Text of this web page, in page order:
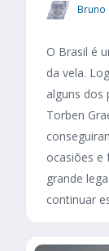
Bruno
O Brasil é
da vela.
alguns dos
Torben
ocasiões e
grande
continuar